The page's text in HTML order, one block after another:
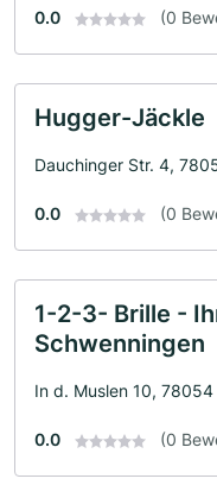
0.0 (0
Hugger-Jäckle
Dauchinger Str. 4,
0.0 (0
1-2-3- Brille -
Schwenningen
In d. Muslen 10,
0.0 (0